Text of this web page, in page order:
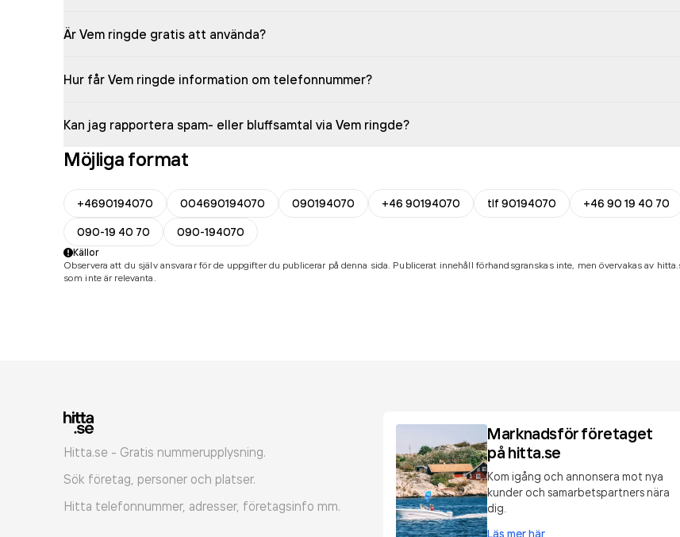
Är Vem ringde gratis att använda?
Hur får Vem ringde information om telefonnummer?
Kan jag rapportera spam- eller bluffsamtal via Vem ringde?
Möjliga format
+4690194070 004690194070 090194070 +46 90194070 tlf 90194070 +46 90 19 40 70
090-19 40 70
090-194070
Källor
Observera att du själv ansvarar för de uppgifter du publicerar på denna sida. Publicerat innehåll förhandsgranskas inte, men övervakas av
som inte är relevanta.
Hitta.se - Gratis nummerupplysning.
Sök företag, personer och platser.
Hitta telefonnummer, adresser, företagsinfo mm.
Marknadsför företaget
på hitta.se
Kom igång och annonsera mot nya
kunder och samarbetspartners nära
dig.
Läs mer här